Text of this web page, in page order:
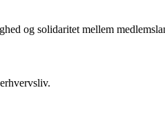
og solidaritet mellem